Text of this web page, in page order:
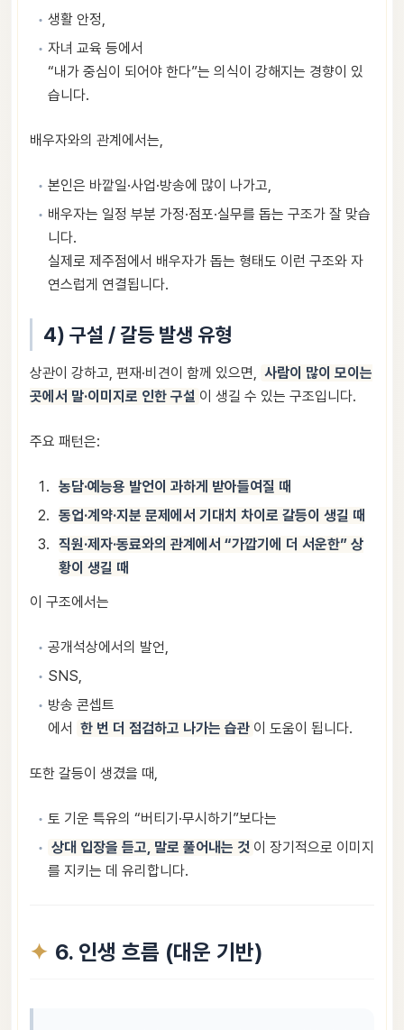
생활 안정,
자녀 교육 등에서
“내가 중심이 되어야 한다”는 의식이 강해지는 경향이 있
습니다.
배우자와의 관계에서는,
본인은 바깥일·사업·방송에 많이 나가고,
배우자는 일정 부분 가정·점포·실무를 돕는 구조가 잘 맞습
니다.
실제로 제주점에서 배우자가 돕는 형태도 이런 구조와 자
연스럽게 연결됩니다.
4) 구설 / 갈등 발생 유형
상관이 강하고, 편재·비견이 함께 있으면, 사람이 많이 모이는
곳에서 말·이미지로 인한 구설 이 생길 수 있는 구조입니다.
주요 패턴은:
농담·예능용 발언이 과하게 받아들여질 때
동업·계약·지분 문제에서 기대치 차이로 갈등이 생길 때
직원·제자·동료와의 관계에서 “가깝기에 더 서운한” 상
황이 생길 때
이 구조에서는
공개석상에서의 발언,
SNS,
방송 콘셉트
에서 한 번 더 점검하고 나가는 습관 이 도움이 됩니다.
또한 갈등이 생겼을 때,
토 기운 특유의 “버티기·무시하기”보다는
상대 입장을 듣고, 말로 풀어내는 것 이 장기적으로 이미지
를 지키는 데 유리합니다.
6. 인생 흐름 (대운 기반)